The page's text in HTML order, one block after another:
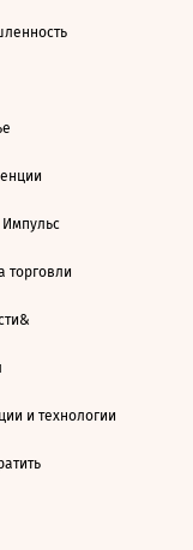
торговли
и технологии